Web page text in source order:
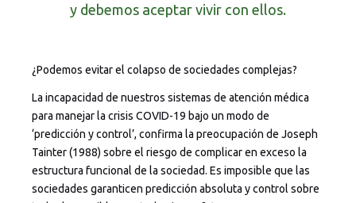
y debemos aceptar vivir con ellos.
¿Podemos evitar el colapso de sociedades complejas?
La incapacidad de nuestros sistemas de atención médica
para manejar la crisis COVID-19 bajo un modo de
‘predicción y control’, confirma la preocupación de Joseph
Tainter (1988) sobre el riesgo de complicar en exceso la
estructura funcional de la sociedad. Es imposible que las
sociedades garanticen predicción absoluta y control sobre